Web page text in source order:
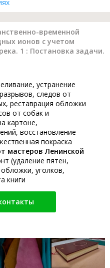
временной
ионов с учетом
1 : Постановка задачи.
устранение
следов от
реставрация обложки
от собак и
картоне,
восстановление
покраска
мастеров Ленинской
(удаление пятен,
уголков,
книги